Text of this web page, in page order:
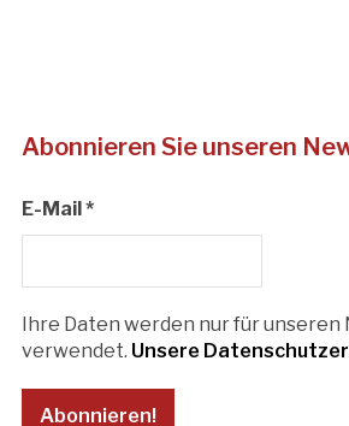
Abonnieren Sie unseren
E-Mail*
Ihre Daten werden nur für
verwendet. Unsere